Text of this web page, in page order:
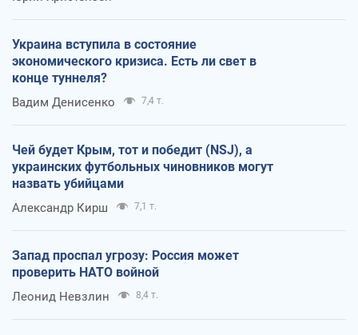
Украина вступила в состояние
экономического кризиса. Есть ли свет в
конце туннеля?
Вадим Денисенко 7,4 т.
Чей будет Крым, тот и победит (NSJ), а
украинских футбольных чиновников могут
назвать убийцами
Александр Кирш 7,1 т.
Запад проспал угрозу: Россия может
проверить НАТО войной
Леонид Невзлин 8,4 т.